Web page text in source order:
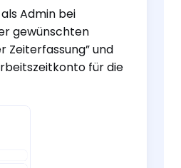
Admin bei
gewünschten
Zeiterfassung” und
für die